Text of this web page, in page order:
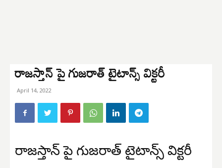
రాజస్తాన్ పై గుజరాత్ టైటాన్స్ విక్టరీ
April 14, 2022
రాజస్తాన్ పై గుజరాత్ టైటాన్స్ విక్టరీ